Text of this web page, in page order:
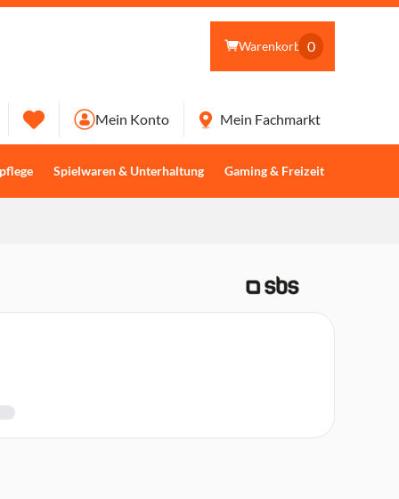
Warenkorb 0
Spielwaren & Unterhaltung Gaming & Freizeit
Mein Konto Mein Fachmarkt